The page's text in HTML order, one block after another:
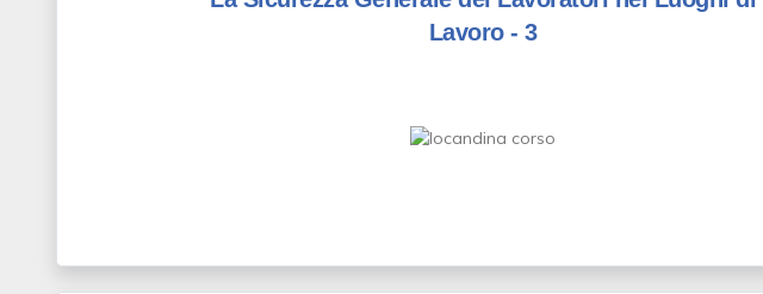
Lavoro - 3